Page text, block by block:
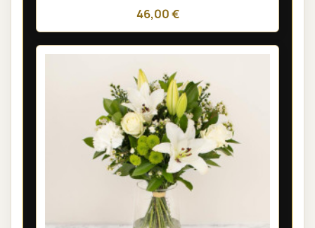
46,00 €